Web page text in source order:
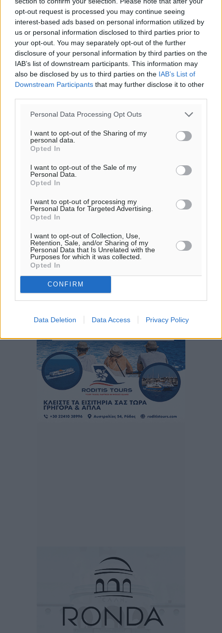
opt-out request is processed you may continue seeing
interest-based ads based on personal information utilized by
us or personal information disclosed to third parties prior to
your opt-out. You may separately opt-out of the further
disclosure of your personal information by third parties on the
IAB’s list of downstream participants. This information may
also be disclosed by us to third parties on the IAB’s List of
Downstream Participants that may further disclose it to other
Personal Data Processing Opt Outs
I want to opt-out of the Sharing of my
personal data.
Opted In
I want to opt-out of the Sale of my
Personal Data.
Opted In
I want to opt-out of processing my
Personal Data for Targeted Advertising.
Opted In
I want to opt-out of Collection, Use,
Retention, Sale, and/or Sharing of my
Personal Data that Is Unrelated with the
Purposes for which it was collected.
Opted In
CONFIRM
Data Deletion Data Access Privacy Policy
παρεχόμενου συνδέσμου παραπομπής προς το άρθρο
της Δημοκρατικής.
o καιρός τώρα:
30°
αίθριος καιρός
km/h
πρόγνωση: